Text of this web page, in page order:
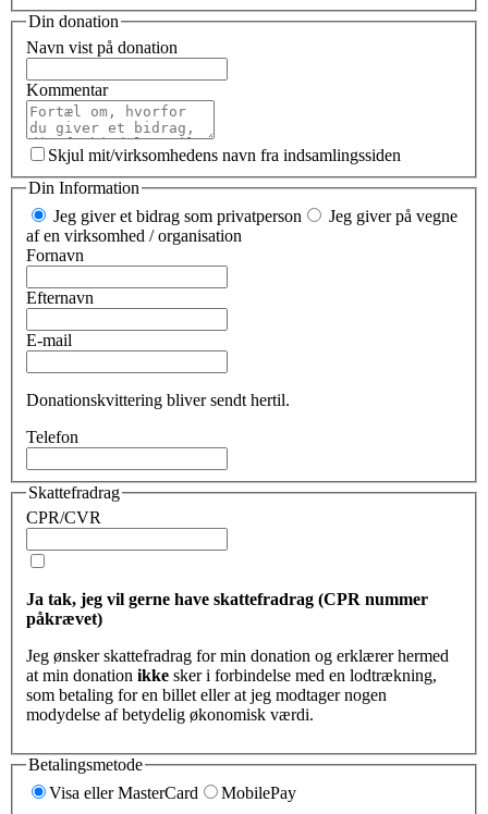
Din donation
Navn vist på donation
Kommentar
Skjul mit/virksomhedens navn fra indsamlingssiden
Din Information
Jeg giver et bidrag som privatperson
Jeg giver på vegne
af en virksomhed / organisation
Fornavn
Efternavn
E-mail
Donationskvittering bliver sendt hertil.
Telefon
Skattefradrag
CPR/CVR
Ja tak, jeg vil gerne have skattefradrag (CPR nummer
påkrævet)
Jeg ønsker skattefradrag for min donation og erklærer hermed
at min donation ikke sker i forbindelse med en lodtrækning,
som betaling for en billet eller at jeg modtager nogen
modydelse af betydelig økonomisk værdi.
Betalingsmetode
Visa eller MasterCard
MobilePay